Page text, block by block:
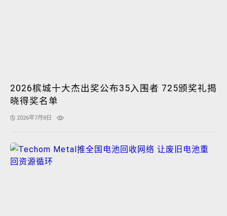
2026槟城十大杰出奖公布35入围者 725颁奖礼揭
晓得奖名单
2026年7月8日